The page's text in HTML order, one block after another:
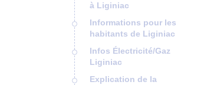
à Liginiac
Informations pour les
habitants de Liginiac
Infos Électricité/Gaz
Liginiac
Explication de la